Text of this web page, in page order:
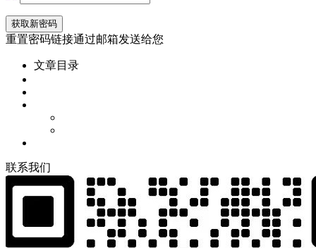
重置密码链接通过邮箱发送给您
文章目录
联系我们